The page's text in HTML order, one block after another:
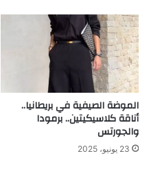
الموضة الصيفية في بريطانيا..
أناقة كلاسيكيتين.. برمودا
والجورتس
23 يونيو، 2025